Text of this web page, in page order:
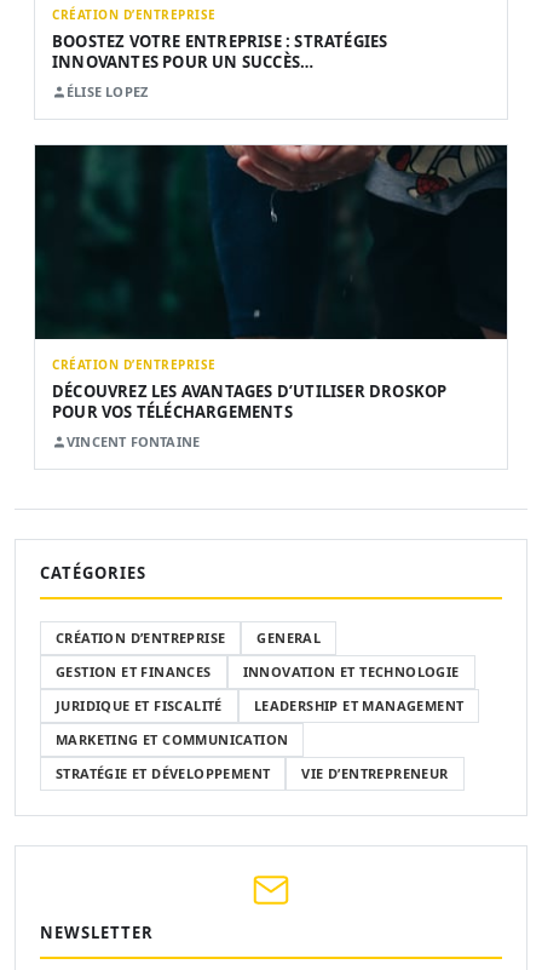
CRÉATION D’ENTREPRISE
BOOSTEZ VOTRE ENTREPRISE : STRATÉGIES
INNOVANTES POUR UN SUCCÈS…
ÉLISE LOPEZ
CRÉATION D’ENTREPRISE
DÉCOUVREZ LES AVANTAGES D’UTILISER DROSKOP
POUR VOS TÉLÉCHARGEMENTS
VINCENT FONTAINE
CATÉGORIES
CRÉATION D’ENTREPRISE
GENERAL
GESTION ET FINANCES
INNOVATION ET TECHNOLOGIE
JURIDIQUE ET FISCALITÉ
LEADERSHIP ET MANAGEMENT
MARKETING ET COMMUNICATION
STRATÉGIE ET DÉVELOPPEMENT
VIE D’ENTREPRENEUR
NEWSLETTER